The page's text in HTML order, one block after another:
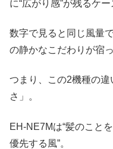
に“広がり感”が残るケー
数字で見ると同じ風量
の静かなこだわりが宿
つまり、この2機種の
さ」。
EH-NE7Mは“髪のこと
優先する風”。